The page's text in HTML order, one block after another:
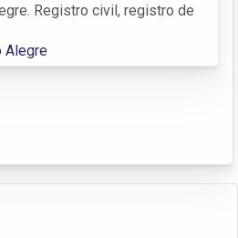
Registro civil, registro de
Alegre